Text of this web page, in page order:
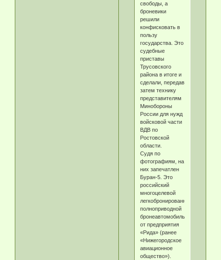
cвoбoды, а
броневики
решили
конфисковать в
пользу
государства. Это
судебные
приставы
Трусовского
района в итоге и
сделали, передав
затем технику
представителям
Минобороны
России для нужд
войсковой части
ВДВ по
Ростовской
области.
Судя по
фотографиям, на
них запечатлен
Буран-5. Это
российский
многоцелевой
легкобронированный
полноприводной
бронеавтомобиль
от предприятия
«Рида» (ранее
«Нижегородское
авиационное
общество»).